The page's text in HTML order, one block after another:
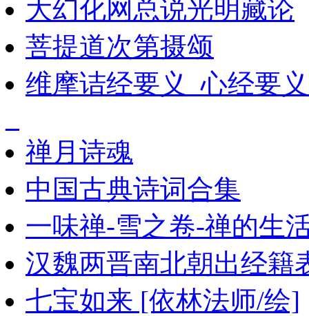
大幻化网总说光明藏论
菩提道次第摄颂
维摩诘经要义_心经要
禅月诗魂
中国古典诗词合集
一味禅-雪之卷-禅的生
汉魏两晋南北朝出经籍
七宝如来 [依林法师/绘]